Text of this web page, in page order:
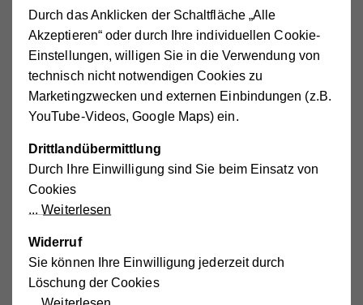
Vorname(laut Meldebestätigung)
Titel
Durch das Anklicken der Schaltfläche „Alle
Akzeptieren“ oder durch Ihre individuellen Cookie-
Einstellungen, willigen Sie in die Verwendung von
technisch nicht notwendigen Cookies zu
Marketingzwecken und externen Einbindungen (z.B.
YouTube-Videos, Google Maps) ein.
Drittlandübermittlung
Durch Ihre Einwilligung sind Sie beim Einsatz von
Cookies
Weiterlesen
Widerruf
Sie können Ihre Einwilligung jederzeit durch
Löschung der Cookies